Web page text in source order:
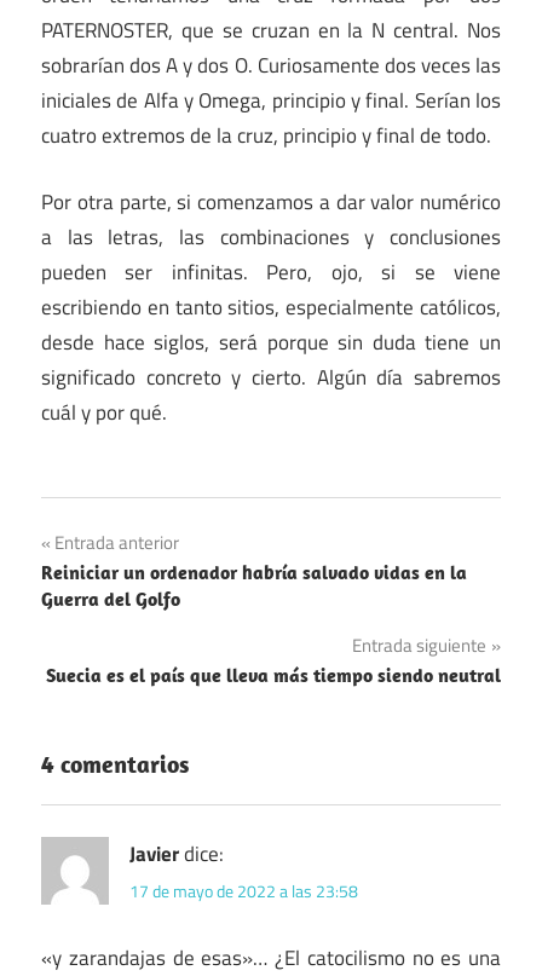
PATERNOSTER, que se cruzan en la N central. Nos
sobrarían dos A y dos O. Curiosamente dos veces las
iniciales de Alfa y Omega, principio y final. Serían los
cuatro extremos de la cruz, principio y final de todo.
Por otra parte, si comenzamos a dar valor numérico
a las letras, las combinaciones y conclusiones
pueden ser infinitas. Pero, ojo, si se viene
escribiendo en tanto sitios, especialmente católicos,
desde hace siglos, será porque sin duda tiene un
significado concreto y cierto. Algún día sabremos
cuál y por qué.
Palabras
Religión
Navegación
de
Entrada anterior
Reiniciar un ordenador habría salvado vidas en la
Guerra del Golfo
Entrada siguiente
Suecia es el país que lleva más tiempo siendo neutral
4 comentarios
Javierdice:
17 de mayo de 2022 a las 23:58
«y zarandajas de esas»… ¿El catocilismo no es una